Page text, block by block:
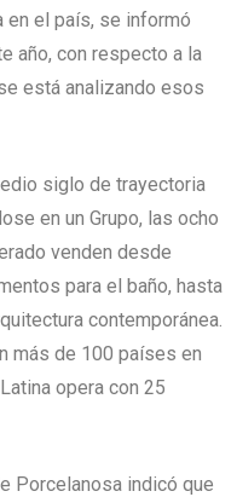
en el país, se informó
año, con respecto a la
está analizando esos
siglo de trayectoria
en un Grupo, las ocho
venden desde
para el baño, hasta
contemporánea.
más de 100 países en
opera con 25
Porcelanosa indicó que